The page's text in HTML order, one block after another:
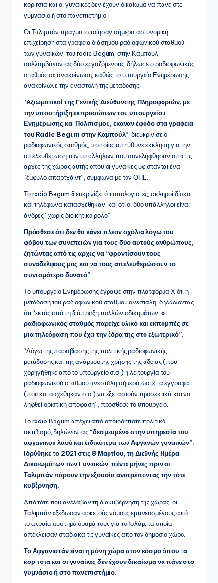
κορίτσια και οι γυναίκες δεν έχουν δικαίωμα να πάνε στο
γυμνάσιο ή στο πανεπιστήμιο
Οι Ταλιμπάν πραγματοποίησαν σήμερα αστυνομική
επιχείρηση στα γραφεία διάσημου ραδιοφωνικού σταθμού
των γυναικών, του radio Begum, στην Καμπούλ,
συλλαμβάνοντας δύο εργαζόμενους, δήλωσε ο ραδιοφωνικός
σταθμός σε ανακοίνωση, καθώς το υπουργείο Ενημέρωσης
ανακοίνωνε την αναστολή της μετάδοσης.
“Αξιωματικοί της Γενικής Διεύθυνσης Πληροφοριών, με
την υποστήριξη εκπροσώπων του υπουργείου
Ενημέρωσης και Πολιτισμού, έκαναν έφοδο στα γραφεία
του Radio Begum στην Καμπούλ” , διευκρίνισε ο
ραδιοφωνικός σταθμός, ο οποίος απηύθυνε έκκληση για την
απελευθέρωση των υπαλλήλων που συνελήφθησαν από τις
αρχές της χώρας αυτής όπου οι γυναίκες υφίστανται ένα
“έμφυλο απαρτχάιντ”, σύμφωνα με τον ΟΗΕ.
Το radio Begum διευκρινίζει ότι υπολογιστές, σκληροί δίσκοι
και τηλέφωνα κατασχέθηκαν, και ότι οι δύο υπάλληλοι είναι
άνδρες “χωρίς διοικητικό ρόλο”.
Πρόσθεσε ότι δεν θα κάνει πλέον σχόλια λόγω του
φόβου των συνεπειών για τους δύο αυτούς ανθρώπους,
ζητώντας από τις αρχές να “φροντίσουν τους
συναδέλφους μας και να τους απελευθερώσουν το
συντομότερο δυνατό”.
Το υπουργείο Ενημέρωσης έγραψε στην πλατφόρμα Χ ότι η
μετάδοση του ραδιοφωνικού σταθμού ανεστάλη, δηλώνοντας
ότι “εκτός από τη διάπραξη πολλών αδικημάτων, ο
ραδιοφωνικός σταθμός παρείχε υλικό και εκπομπές σε
μια τηλεόραση που έχει την έδρα της στο εξωτερικό”.
“Λόγω της παραβίασης της πολιτικής ραδιοφωνικής
μετάδοσης και της ανάρμοστης χρήσης της άδειας (που
χορηγήθηκε από το υπουργείο σ.σ.) η λειτουργία του
ραδιοφωνικού σταθμού ανεστάλη σήμερα ώστε τα έγγραφα
(που κατασχέθηκαν σ.σ.) να εξεταστούν προσεκτικά και να
ληφθεί οριστική απόφαση”, πρόσθεσε το υπουργείο.
Το radio Begum απέχει από οποιοδήποτε πολιτικό
ακτιβισμό, δηλώνοντας “δεσμευμένο στην υπηρεσία του
αφγανικού λαού και ειδικότερα των Αφγανών γυναικών”.
Ιδρύθηκε το 2021 στις 8 Μαρτίου, τη Διεθνής Ημέρα
Δικαιωμάτων των Γυναικών, πέντε μήνες πριν οι
Ταλιμπάν πάρουν την εξουσία ανατρέποντας την τότε
κυβέρνηση.
Από τότε που ανέλαβαν τη διακυβέρνηση της χώρας, οι
Ταλιμπάν εξέδωσαν αρκετούς νόμους εμπνευσμένους από
το ακραία αυστηρό όραμά τους για το Ισλάμ, τα οποία
απέκλεισαν σταδιακά τις γυναίκες από τον δημόσιο χώρο.
Το Αφγανιστάν είναι η μόνη χώρα στον κόσμο όπου τα
κορίτσια και οι γυναίκες δεν έχουν δικαίωμα να πάνε στο
γυμνάσιο ή στο πανεπιστήμιο.